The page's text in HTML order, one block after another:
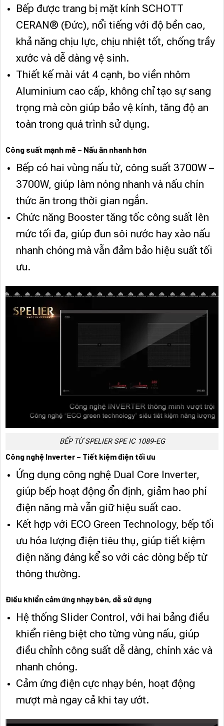
Bếp được trang bị mặt kính SCHOTT
CERAN® (Đức), nổi tiếng với độ bền cao,
khả năng chịu lực, chịu nhiệt tốt, chống trầy
xước và dễ dàng vệ sinh.
Thiết kế mài vát 4 cạnh, bo viền nhôm
Aluminium cao cấp, không chỉ tạo sự sang
trọng mà còn giúp bảo vệ kính, tăng độ an
toàn trong quá trình sử dụng.
Công suất mạnh mẽ – Nấu ăn nhanh hơn
Bếp có hai vùng nấu từ, công suất 3700W –
3700W, giúp làm nóng nhanh và nấu chín
thức ăn trong thời gian ngắn.
Chức năng Booster tăng tốc công suất lên
mức tối đa, giúp đun sôi nước hay xào nấu
nhanh chóng mà vẫn đảm bảo hiệu suất tối
ưu.
BẾP TỪ SPELIER SPE IC 1089-EG
Công nghệ Inverter – Tiết kiệm điện tối ưu
Ứng dụng công nghệ Dual Core Inverter,
giúp bếp hoạt động ổn định, giảm hao phí
điện năng mà vẫn giữ hiệu suất cao.
Kết hợp với ECO Green Technology, bếp tối
ưu hóa lượng điện tiêu thụ, giúp tiết kiệm
điện năng đáng kể so với các dòng bếp từ
thông thường.
Điều khiển cảm ứng nhạy bén, dễ sử dụng
Hệ thống Slider Control, với hai bảng điều
khiển riêng biệt cho từng vùng nấu, giúp
điều chỉnh công suất dễ dàng, chính xác và
nhanh chóng.
Cảm ứng điện cực nhạy bén, hoạt động
mượt mà ngay cả khi tay ướt.